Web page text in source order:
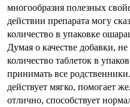
многообразия полезных
действии препарата могу
количество в упаковке
Думая о качестве добавки,
количество таблеток в
принимать все
действует мягко, помогает
отлично, способствует